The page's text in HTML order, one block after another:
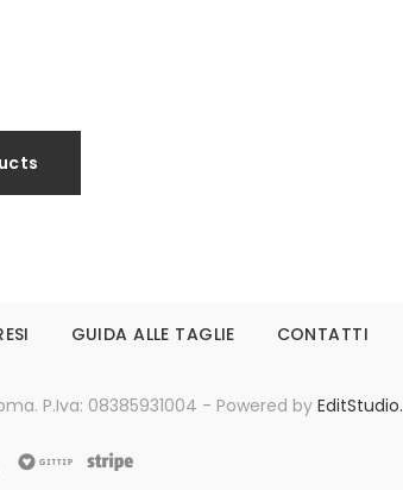
GUIDA ALLE TAGLIE CONTATTI
P.Iva: 08385931004 - Powered by EditStudio.